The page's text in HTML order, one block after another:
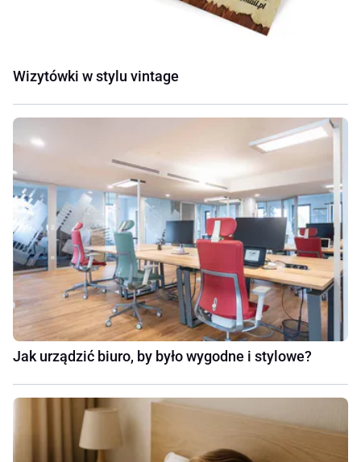
Wizytówki w stylu vintage
Jak urządzić biuro, by było wygodne i stylowe?